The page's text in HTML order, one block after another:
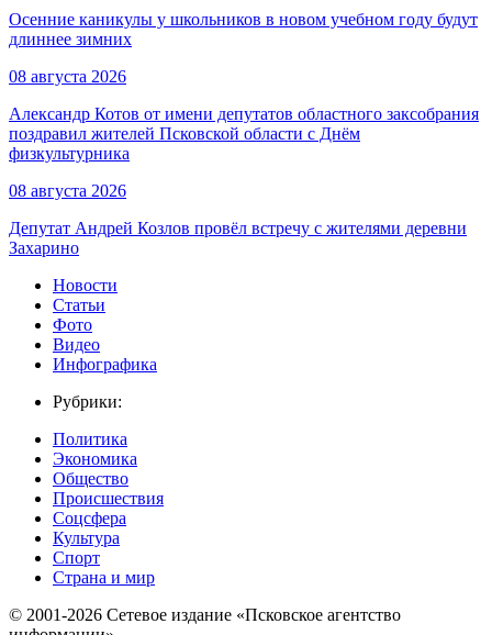
Осенние каникулы у школьников в новом учебном году будут
длиннее зимних
08 августа 2026
Александр Котов от имени депутатов областного заксобрания
поздравил жителей Псковской области с Днём
физкультурника
08 августа 2026
Депутат Андрей Козлов провёл встречу с жителями деревни
Захарино
Новости
Статьи
Фото
Видео
Инфографика
Рубрики:
Политика
Экономика
Общество
Происшествия
Соцсфера
Культура
Спорт
Страна и мир
© 2001-2026 Сетевое издание «Псковское агентство